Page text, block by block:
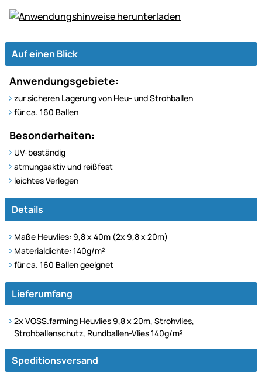
Auf einen Blick
Anwendungsgebiete:
zur sicheren Lagerung von Heu- und Strohballen
für ca. 160 Ballen
Besonderheiten:
UV-beständig
atmungsaktiv und reißfest
leichtes Verlegen
Details
Maße Heuvlies: 9,8 x 40m (2x 9,8 x 20m)
Materialdichte: 140g/m²
für ca. 160 Ballen geeignet
Lieferumfang
2x VOSS.farming Heuvlies 9,8 x 20m, Strohvlies,
Strohballenschutz, Rundballen-Vlies 140g/m²
Speditionsversand